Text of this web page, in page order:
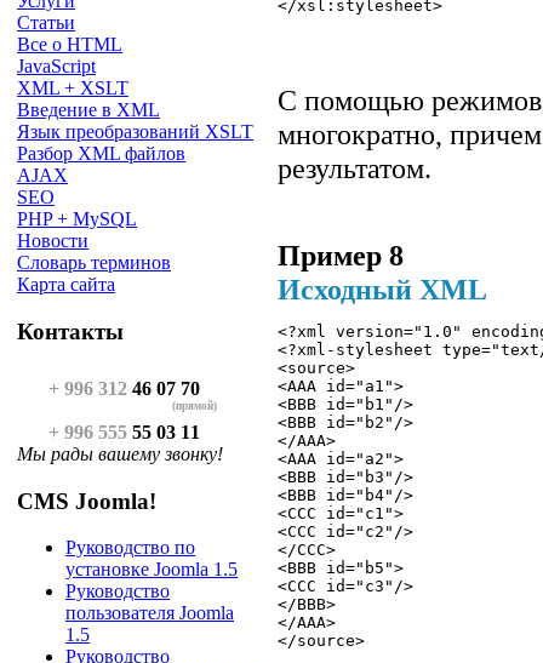
Статьи
Все о HTML
JavaScript
XML + XSLT
Введение в XML
Язык преобразований XSLT
Разбор XML файлов
AJAX
SEO
PHP + MySQL
Новости
Словарь терминов
Карта сайта
Контакты
+ 996 312 46 07 70
(прямой)
+ 996 555 55 03 11
Мы рады вашему звонку!
CMS Joomla!
Руководство по
установке Joomla 1.5
Руководство
пользователя Joomla
1.5
Руководство
С помощью
многократно,
результатом.
Пример 8
Исходный XML
<?xml version="1.0"
<?xml-stylesheet
<source>
<AAA id="a1">
<BBB id="b1"/>
<BBB id="b2"/>
</AAA>
<AAA id="a2">
<BBB id="b3"/>
<BBB id="b4"/>
<CCC id="c1">
<CCC id="c2"/>
</CCC>
<BBB id="b5">
<CCC id="c3"/>
</BBB>
</AAA>
</source>